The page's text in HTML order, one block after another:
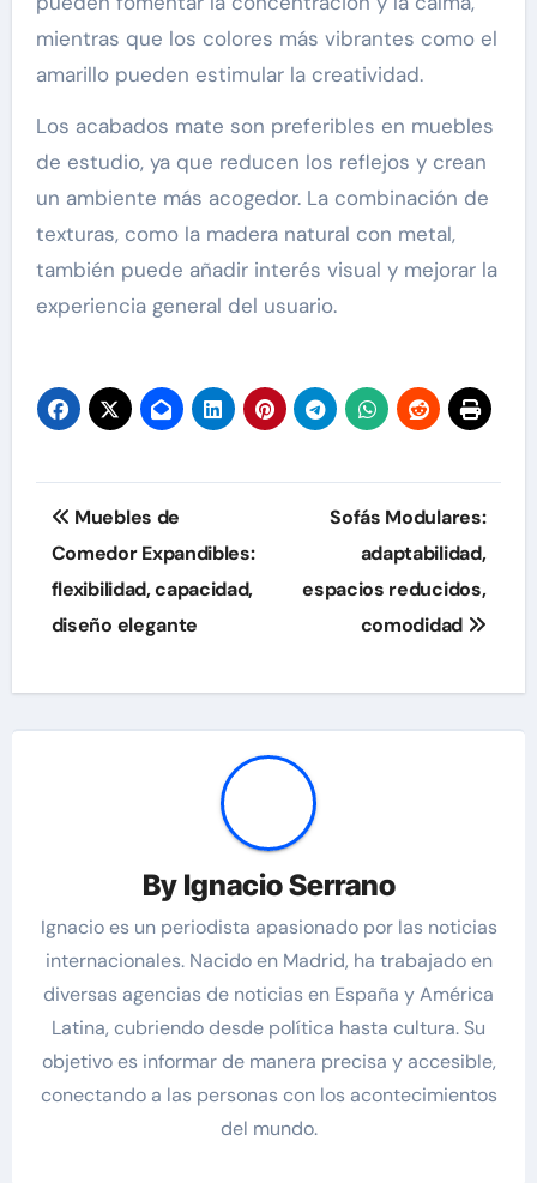
mientras que los colores más vibrantes como el
amarillo pueden estimular la creatividad.
Los acabados mate son preferibles en muebles
de estudio, ya que reducen los reflejos y crean
un ambiente más acogedor. La combinación de
texturas, como la madera natural con metal,
también puede añadir interés visual y mejorar la
experiencia general del usuario.
Post
navigation
Muebles de
Comedor Expandibles:
flexibilidad, capacidad,
diseño elegante
Sofás Modulares:
adaptabilidad,
espacios reducidos,
comodidad
By Ignacio Serrano
Ignacio es un periodista apasionado por las noticias
internacionales. Nacido en Madrid, ha trabajado en
diversas agencias de noticias en España y América
Latina, cubriendo desde política hasta cultura. Su
objetivo es informar de manera precisa y accesible,
conectando a las personas con los acontecimientos
del mundo.